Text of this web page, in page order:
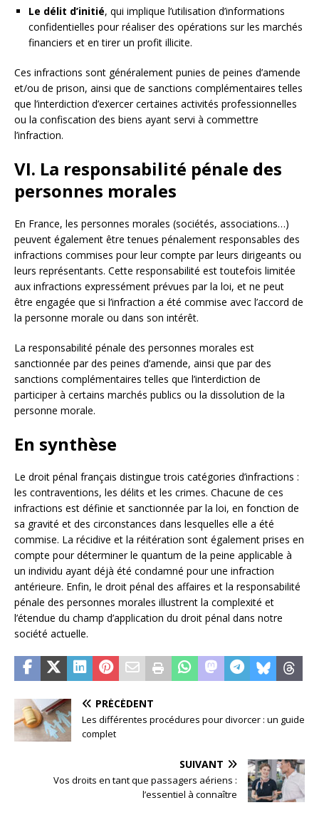
Le délit d’initié, qui implique l’utilisation d’informations
confidentielles pour réaliser des opérations sur les marchés
financiers et en tirer un profit illicite.
Ces infractions sont généralement punies de peines d’amende
et/ou de prison, ainsi que de sanctions complémentaires telles
que l’interdiction d’exercer certaines activités professionnelles
ou la confiscation des biens ayant servi à commettre
l’infraction.
VI. La responsabilité pénale des
personnes morales
En France, les personnes morales (sociétés, associations…)
peuvent également être tenues pénalement responsables des
infractions commises pour leur compte par leurs dirigeants ou
leurs représentants. Cette responsabilité est toutefois limitée
aux infractions expressément prévues par la loi, et ne peut
être engagée que si l’infraction a été commise avec l’accord de
la personne morale ou dans son intérêt.
La responsabilité pénale des personnes morales est
sanctionnée par des peines d’amende, ainsi que par des
sanctions complémentaires telles que l’interdiction de
participer à certains marchés publics ou la dissolution de la
personne morale.
En synthèse
Le droit pénal français distingue trois catégories d’infractions :
les contraventions, les délits et les crimes. Chacune de ces
infractions est définie et sanctionnée par la loi, en fonction de
sa gravité et des circonstances dans lesquelles elle a été
commise. La récidive et la réitération sont également prises en
compte pour déterminer le quantum de la peine applicable à
un individu ayant déjà été condamné pour une infraction
antérieure. Enfin, le droit pénal des affaires et la responsabilité
pénale des personnes morales illustrent la complexité et
l’étendue du champ d’application du droit pénal dans notre
société actuelle.
PRÉCÉDENT
Les différentes procédures pour divorcer : un guide
complet
SUIVANT
Vos droits en tant que passagers aériens :
l’essentiel à connaître